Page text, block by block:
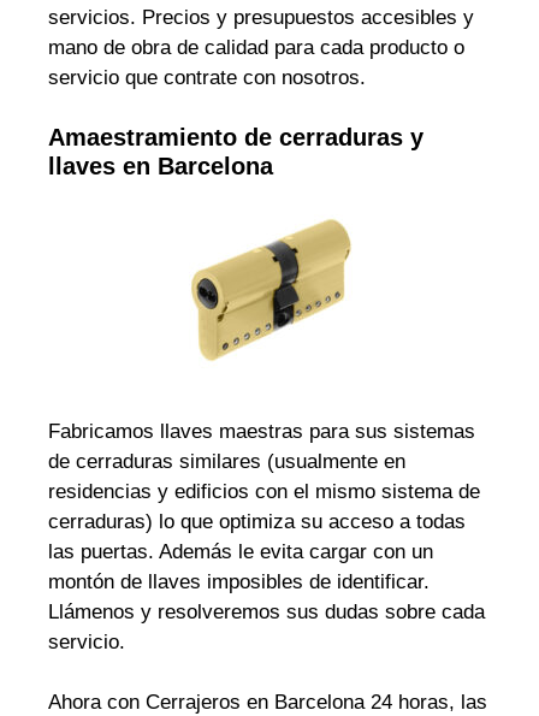
servicios. Precios y presupuestos accesibles y
mano de obra de calidad para cada producto o
servicio que contrate con nosotros.
Amaestramiento de cerraduras y
llaves en Barcelona
Fabricamos llaves maestras para sus sistemas
de cerraduras similares (usualmente en
residencias y edificios con el mismo sistema de
cerraduras) lo que optimiza su acceso a todas
las puertas. Además le evita cargar con un
montón de llaves imposibles de identificar.
Llámenos y resolveremos sus dudas sobre cada
servicio.
Ahora con Cerrajeros en Barcelona 24 horas, las